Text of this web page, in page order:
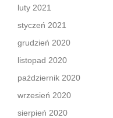
luty 2021
styczeń 2021
grudzień 2020
listopad 2020
październik 2020
wrzesień 2020
sierpień 2020